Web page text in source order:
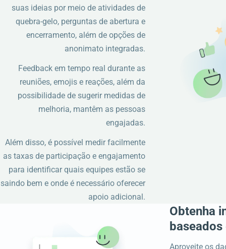
suas ideias por meio de atividades de
quebra-gelo, perguntas de abertura e
encerramento, além de opções de
anonimato integradas.
Feedback em tempo real durante as
reuniões, emojis e reações, além da
possibilidade de sugerir medidas de
melhoria, mantêm as pessoas
engajadas.
Além disso, é possível medir facilmente
as taxas de participação e engajamento
para identificar quais equipes estão se
saindo bem e onde é necessário oferecer
apoio adicional.
Obtenha
Aproveite os